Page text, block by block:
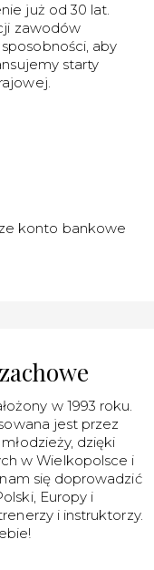
już od 30 lat.
zawodów
aby
starty
konto bankowe
w 1993 roku.
jest przez
dzięki
w Wielkopolsce i
się doprowadzić
Europy i
i instruktorzy.